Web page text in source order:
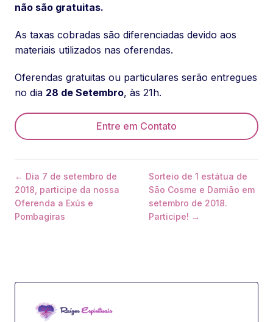
não são gratuitas.
As taxas cobradas são diferenciadas devido aos
materiais utilizados nas oferendas.
Oferendas gratuitas ou particulares serão entregues
no dia 28 de Setembro, às 21h.
Entre em Contato
← Dia 7 de setembro de
2018, participe da nossa
Oferenda a Exús e
Pombagiras
Sorteio de 1 estátua de
São Cosme e Damião em
setembro de 2018.
Participe! →